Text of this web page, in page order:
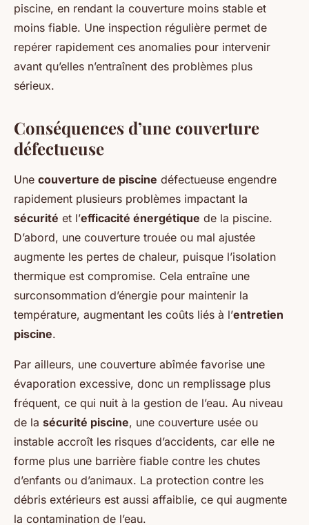
piscine, en rendant la couverture moins stable et
moins fiable. Une inspection régulière permet de
repérer rapidement ces anomalies pour intervenir
avant qu’elles n’entraînent des problèmes plus
sérieux.
Conséquences d’une couverture
défectueuse
Une couverture de piscine défectueuse engendre
rapidement plusieurs problèmes impactant la
sécurité et l’efficacité énergétique de la piscine.
D’abord, une couverture trouée ou mal ajustée
augmente les pertes de chaleur, puisque l’isolation
thermique est compromise. Cela entraîne une
surconsommation d’énergie pour maintenir la
température, augmentant les coûts liés à l’entretien
piscine.
Par ailleurs, une couverture abîmée favorise une
évaporation excessive, donc un remplissage plus
fréquent, ce qui nuit à la gestion de l’eau. Au niveau
de la sécurité piscine, une couverture usée ou
instable accroît les risques d’accidents, car elle ne
forme plus une barrière fiable contre les chutes
d’enfants ou d’animaux. La protection contre les
débris extérieurs est aussi affaiblie, ce qui augmente
la contamination de l’eau.